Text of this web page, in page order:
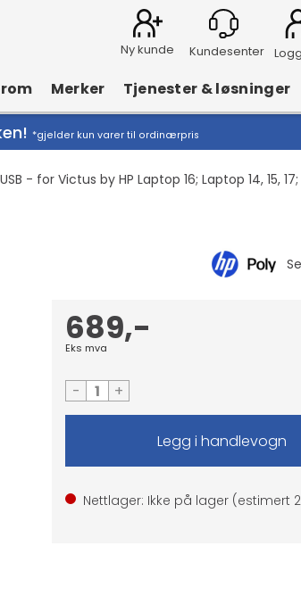
Ny kunde
Merker Tjenester & løsninger
*gjelder kun varer til ordinærpris
- for Victus by HP Laptop 16; Laptop 14, 15,
689,-
Eks mva
- +
Nettlager: Ikke på lager (estimert